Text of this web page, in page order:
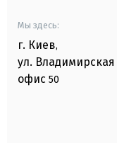
Мы здесь:
г. Киев,
ул. Владимирская
офис 50